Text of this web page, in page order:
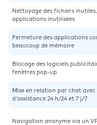
Nettoyage des fichiers
applications inutilisées
Fermeture des applications
beaucoup de mémoire
Blocage des logiciels
fenêtres pop-up
Mise en relation par chat
d'assistance 24 h/24 et 7 j/7
Navigation anonyme via un